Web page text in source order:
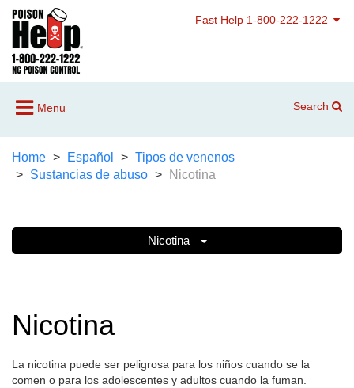
Fast Help 1-800-222-1222
Menu Search
Home Español
Tipos de venenos
Sustancias de abuso
Nicotina
Nicotina
Nicotina
La nicotina puede ser peligrosa para los niños cuando se la
comen o para los adolescentes y adultos cuando la fuman.